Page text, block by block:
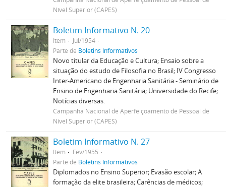
Nível Superior (CAPES)
Boletim Informativo N. 20
Item
Jul/1954
Parte de Boletins Informativos
Novo titular da Educação e Cultura; Ensaio sobre a
situação do estudo de Filosofia no Brasil; IV Congresso
Inter-Americano de Engenharia Sanitária - Seminário de
Ensino de Engenharia Sanitária; Universidade do Recife;
Notícias diversas.
Campanha Nacional de Aperfeiçoamento de Pessoal de
Nível Superior (CAPES)
Boletim Informativo N. 27
Item
Fev/1955
Parte de Boletins Informativos
Diplomados no Ensino Superior; Evasão escolar; A
formação da elite brasileira; Carências de médicos;